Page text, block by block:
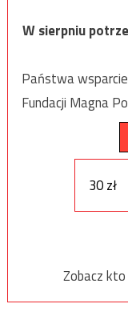
W sierpniu
Państwa
Fundacji Magna
30 zł
Zobacz